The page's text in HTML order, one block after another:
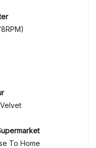
To Home